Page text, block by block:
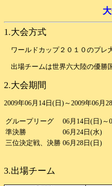
1.大会方式
ワールドカップ２０１０のプレ
出場チームは世界六大陸の優勝
2.大会期間
2009年06月14日(日)～2009年06月
グループリーグ
06月14日(日)～
準決勝
06月24日(水)
三位決定戦、決勝 06月28日(日)
3.出場チーム